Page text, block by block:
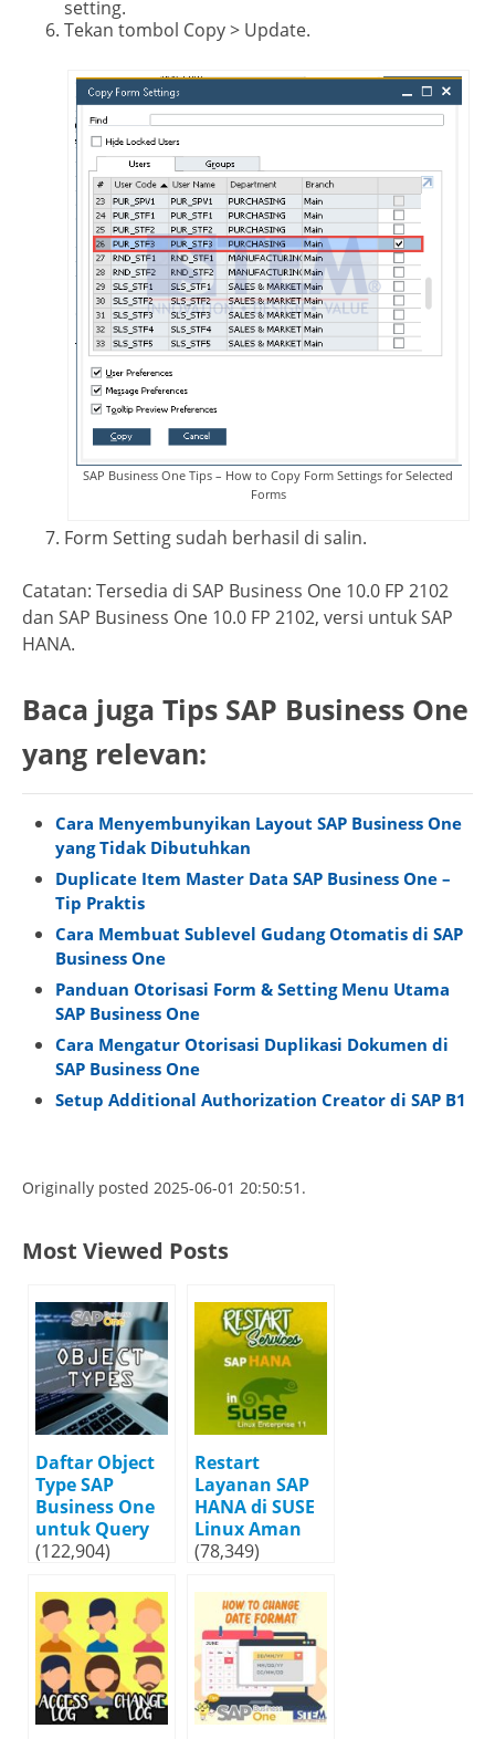
setting.
Tekan tombol Copy > Update.
SAP Business One Tips – How to Copy Form Settings for Selected
Forms
Form Setting sudah berhasil di salin.
Catatan: Tersedia di SAP Business One 10.0 FP 2102
dan SAP Business One 10.0 FP 2102, versi untuk SAP
HANA.
Baca juga Tips SAP Business One
yang relevan:
Cara Menyembunyikan Layout SAP Business One
yang Tidak Dibutuhkan
Duplicate Item Master Data SAP Business One –
Tip Praktis
Cara Membuat Sublevel Gudang Otomatis di SAP
Business One
Panduan Otorisasi Form & Setting Menu Utama
SAP Business One
Cara Mengatur Otorisasi Duplikasi Dokumen di
SAP Business One
Setup Additional Authorization Creator di SAP B1
Originally posted 2025-06-01 20:50:51.
Most Viewed Posts
Daftar Object
Type SAP
Business One
untuk Query
(122,904)
Restart
Layanan SAP
HANA di SUSE
Linux Aman
(78,349)